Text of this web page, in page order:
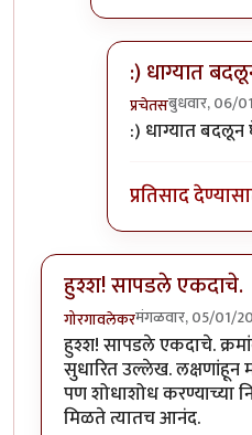
:) धाग्यात
प्रचेतसबुधवार, 06/
In reply to
:) धाग्यात बदलून
प्रतिसाद
हुश्श! सापडले एकदाचे.
गोरगावलेकरमंगळवार, 05/01/
हुश्श! सापडले एकदाचे.
सुधारित उल्लेख.
पण शोधाशोध करण्याच्या
मिळते त्यातच आनंद.